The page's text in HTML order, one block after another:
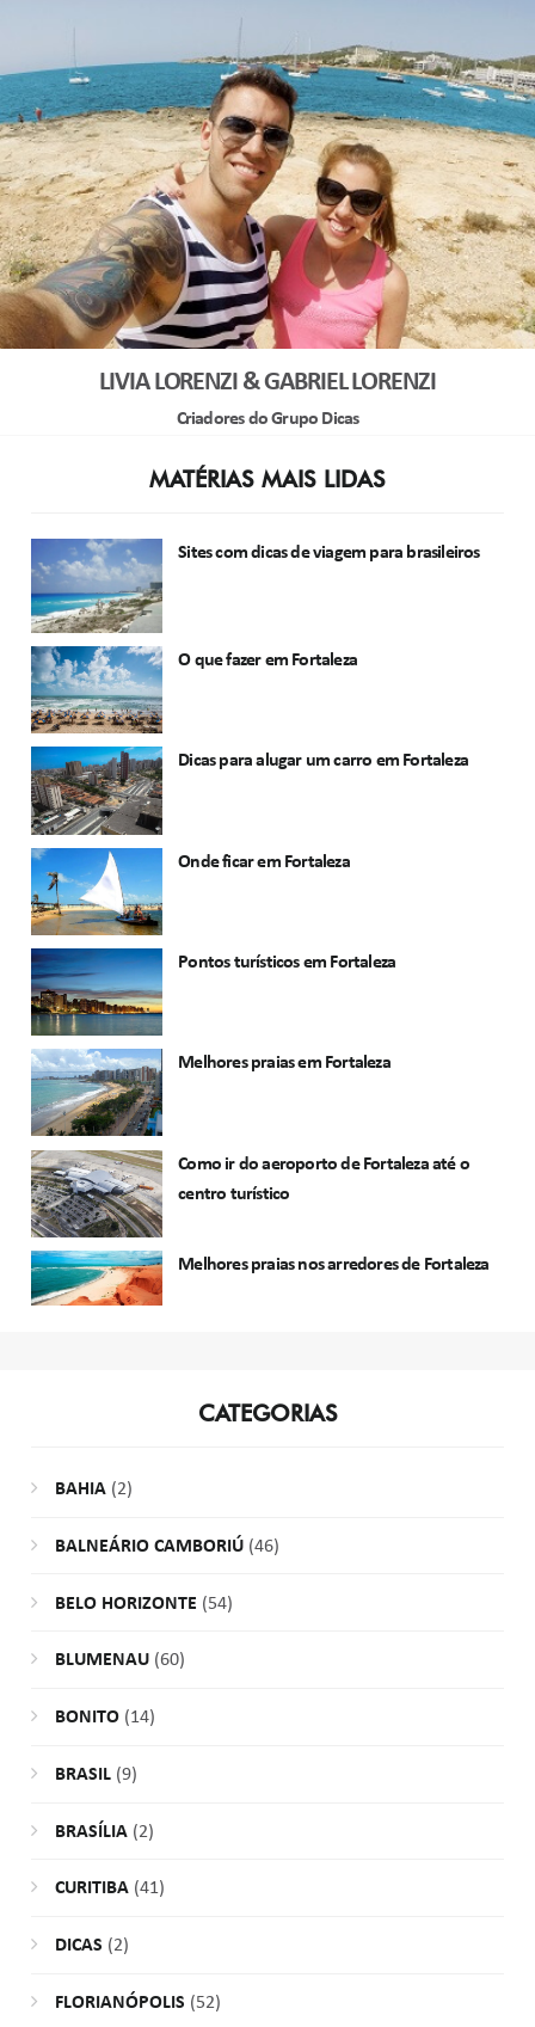
LIVIA LORENZI & GABRIEL LORENZI
Criadores do Grupo Dicas
MATÉRIAS MAIS LIDAS
Sites com dicas de viagem para brasileiros
O que fazer em Fortaleza
Dicas para alugar um carro em Fortaleza
Onde ficar em Fortaleza
Pontos turísticos em Fortaleza
Melhores praias em Fortaleza
Como ir do aeroporto de Fortaleza até o
centro turístico
Melhores praias nos arredores de Fortaleza
CATEGORIAS
BAHIA(2)
BALNEÁRIO CAMBORIÚ(46)
BELO HORIZONTE (54)
BLUMENAU(60)
BONITO(14)
BRASIL(9)
BRASÍLIA(2)
CURITIBA(41)
DICAS (2)
FLORIANÓPOLIS (52)